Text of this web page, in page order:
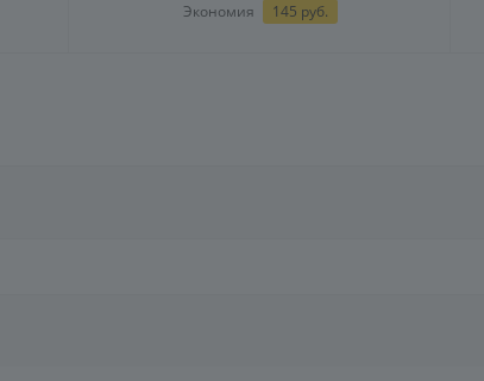
Экономия 145 руб.